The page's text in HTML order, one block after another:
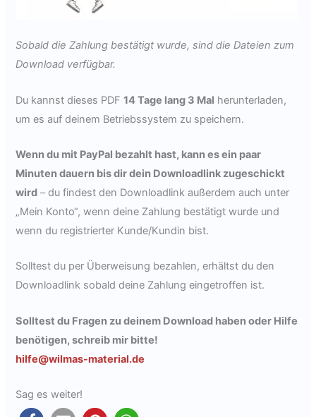
Sobald die Zahlung bestätigt wurde, sind die Dateien zum
Download verfügbar.
Du kannst dieses PDF14 Tage lang 3 Mal herunterladen,
um es auf deinem Betriebssystem zu speichern.
Wenn du mit PayPal bezahlt hast, kann es ein paar
Minuten dauern bis dir dein Downloadlink zugeschickt
wird – du findest den Downloadlink außerdem auch unter
„Mein Konto“, wenn deine Zahlung bestätigt wurde und
wenn du registrierter Kunde/Kundin bist.
Solltest du per Überweisung bezahlen, erhältst du den
Downloadlink sobald deine Zahlung eingetroffen ist.
Solltest du Fragen zu deinem Download haben oder Hilfe
benötigen,schreib mir bitte!
hilfe@wilmas-material.de
Sag es weiter!